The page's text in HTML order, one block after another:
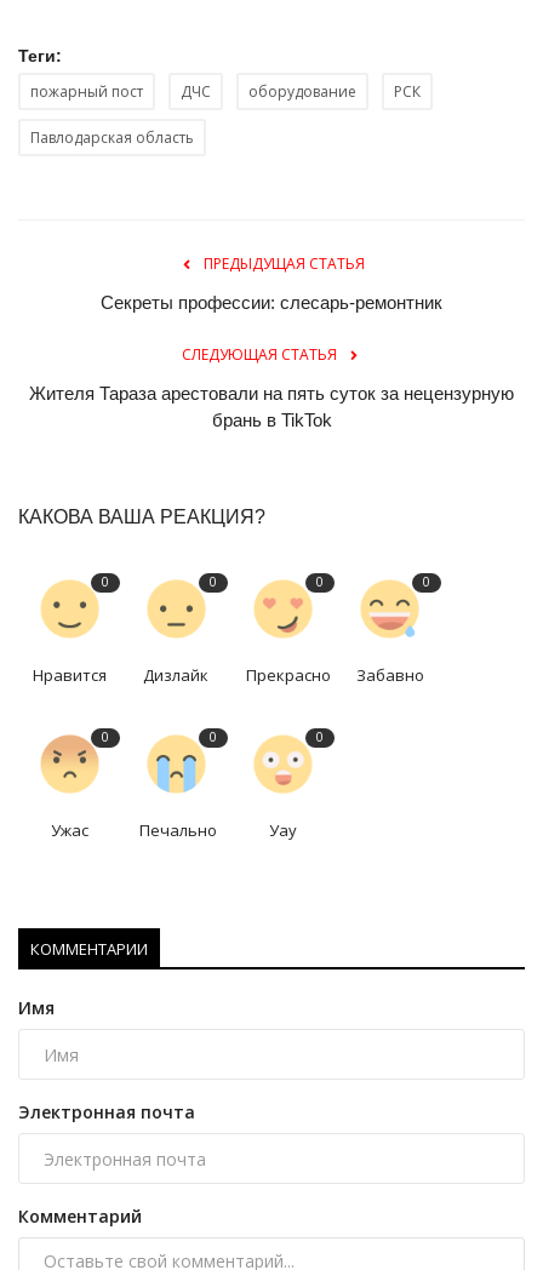
Теги:
пожарный пост ДЧС оборудование РСК
Павлодарская область
ПРЕДЫДУЩАЯ СТАТЬЯ
Секреты профессии: слесарь-ремонтник
СЛЕДУЮЩАЯ СТАТЬЯ
Жителя Тараза арестовали на пять суток за нецензурную
брань в TikTok
КАКОВА ВАША РЕАКЦИЯ?
0
Нравится
0
Дизлайк
0
Прекрасно
0
Забавно
0
Ужас
0
Печально
0
Уау
КОММЕНТАРИИ
Имя
Электронная почта
Комментарий